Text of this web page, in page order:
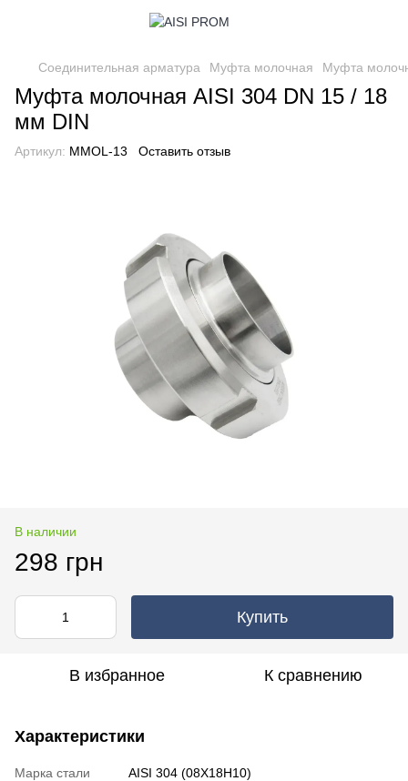
Соединительная арматура Муфта молочная Муфта
Муфта молочная AISI 304 DN 15 / 18
мм DIN
Артикул: MMOL-13 Оставить отзыв
В наличии
298 грн
Купить
В избранное К сравнению
Характеристики
Марка стали
AISI 304 (08Х18Н10)